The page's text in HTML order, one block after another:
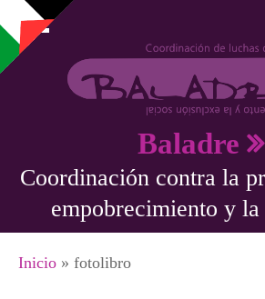
Pasar al contenido principal
Baladre
Coordinación contra la
empobrecimiento y
Se encuentra usted
Inicio » fotolibro